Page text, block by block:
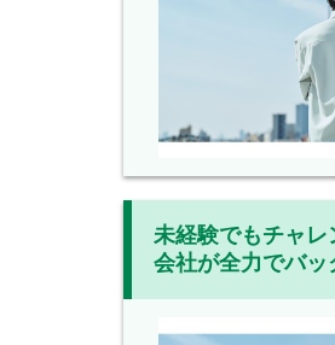
未経験でもチャレ
会社が全力でバッ